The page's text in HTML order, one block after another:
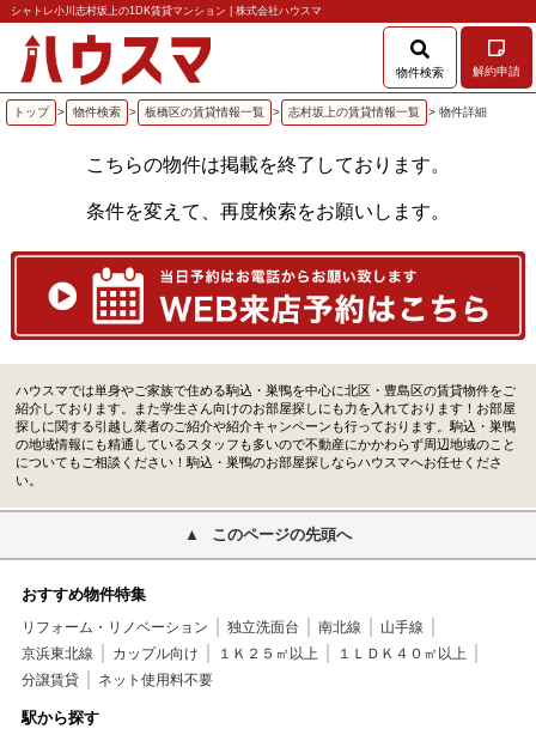
シャトレ小川志村坂上の1DK賃貸マンション | 株式会社ハウスマ
物件検索 解約申請
トップ > 物件検索 > 板橋区の賃貸情報一覧 > 志村坂上の賃貸情報一覧 > 物件詳細
こちらの物件は掲載を終了しております。
条件を変えて、再度検索をお願いします。
ハウスマでは単身やご家族で住める駒込・巣鴨を中心に北区・豊島区の賃貸物件をご
紹介しております。また学生さん向けのお部屋探しにも力を入れております！お部屋
探しに関する引越し業者のご紹介や紹介キャンペーンも行っております。駒込・巣鴨
の地域情報にも精通しているスタッフも多いので不動産にかかわらず周辺地域のこと
についてもご相談ください！駒込・巣鴨のお部屋探しならハウスマへお任せくださ
い。
このページの先頭へ
おすすめ物件特集
リフォーム・リノベーション 独立洗面台 南北線
山手線
京浜東北線
カップル向け １Ｋ２５㎡以上
１ＬＤＫ４０㎡以上
分譲賃貸
ネット使用料不要
駅から探す